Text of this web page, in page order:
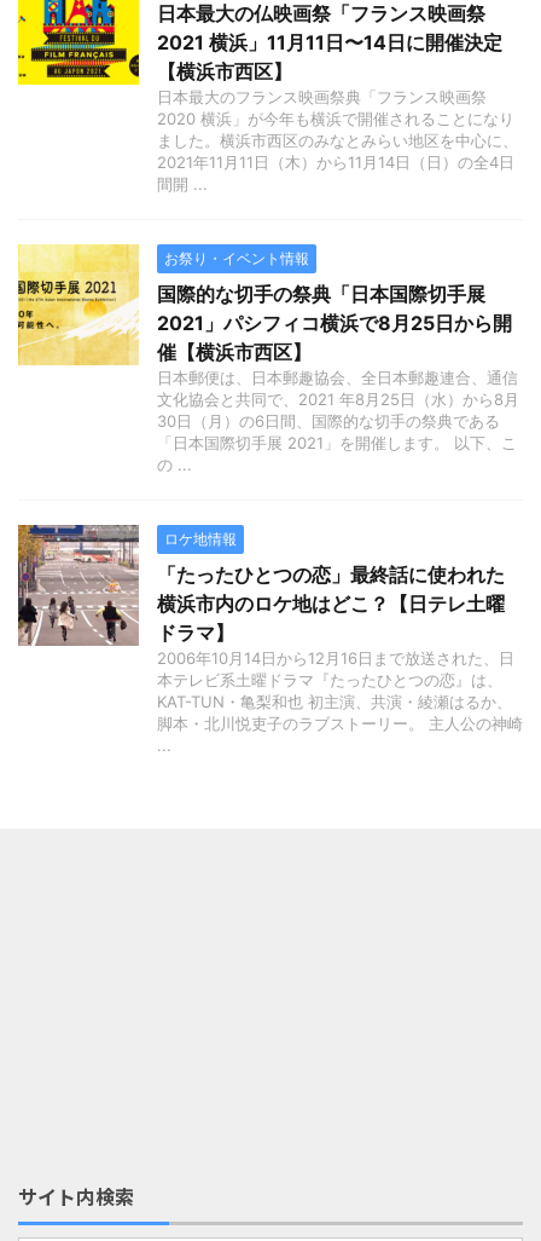
日本最大の仏映画祭「フランス映画祭
2021 横浜」11月11日〜14日に開催決定
【横浜市西区】
日本最大のフランス映画祭典「フランス映画祭
2020 横浜」が今年も横浜で開催されることになり
ました。横浜市西区のみなとみらい地区を中心に、
2021年11月11日（木）から11月14日（日）の全4日
間開 ...
お祭り・イベント情報
国際的な切手の祭典「日本国際切手展
2021」パシフィコ横浜で8月25日から開
催【横浜市西区】
日本郵便は、日本郵趣協会、全日本郵趣連合、通信
文化協会と共同で、2021 年8月25日（水）から8月
30日（月）の6日間、国際的な切手の祭典である
「日本国際切手展 2021」を開催します。 以下、こ
の ...
ロケ地情報
「たったひとつの恋」最終話に使われた
横浜市内のロケ地はどこ？【日テレ土曜
ドラマ】
2006年10月14日から12月16日まで放送された、日
本テレビ系土曜ドラマ『たったひとつの恋』は、
KAT-TUN・亀梨和也 初主演、共演・綾瀬はるか、
脚本・北川悦吏子のラブストーリー。 主人公の神崎
...
サイト内検索